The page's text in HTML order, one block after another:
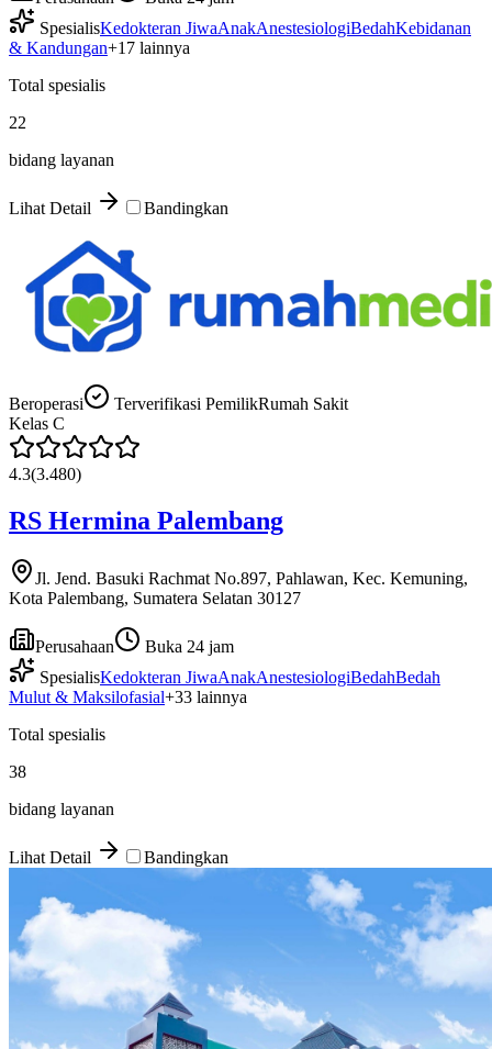
SpesialisKedokteran JiwaAnakAnestesiologiBedahKebidanan
& Kandungan+17 lainnya
Total spesialis
22
bidang layanan
Lihat Detail Bandingkan
Beroperasi Terverifikasi PemilikRumah Sakit
Kelas C
4.3(3.480)
RS Hermina Palembang
Jl. Jend. Basuki Rachmat No.897, Pahlawan, Kec. Kemuning,
Kota Palembang, Sumatera Selatan 30127
Perusahaan
Buka 24 jam
SpesialisKedokteran JiwaAnakAnestesiologiBedahBedah
Mulut & Maksilofasial+33 lainnya
Total spesialis
38
bidang layanan
Lihat Detail Bandingkan